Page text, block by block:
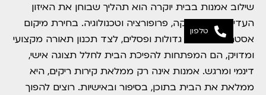
שילוב אמנות בבית יוקרה הוא תהליך שבוחן את האיזון
העדין בין אסתטיקה, פרופורציה וטכנולוגיה. בחירת מיקום
אסטרטגי ליצירות גדולות ופסלים, לצד תכנון תאורה מקצועי
ומדויק, הם המפתחות להפיכת הבית לחלל תצוגה אישי,
דינמי ומרגש. אמנות אינה רק ממלאת קירות ריקים, היא
ממלאת את הבית בתוכן, בסיפור ובאישיות. רוצים להפוך
טלפון